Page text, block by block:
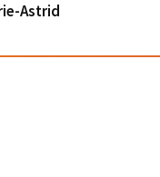
Astrid